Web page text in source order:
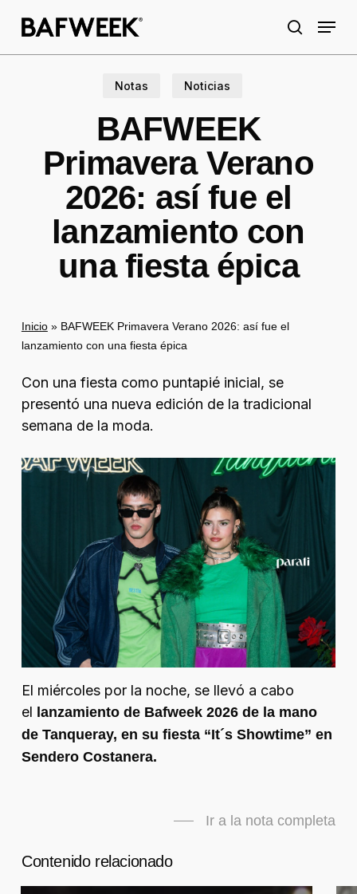
search
Menu
Notas Noticias
BAFWEEK
Primavera Verano
2026: así fue el
lanzamiento con
una fiesta épica
Inicio» BAFWEEK Primavera Verano 2026: así fue el
lanzamiento con una fiesta épica
Con una fiesta como puntapié inicial, se
presentó una nueva edición de la tradicional
semana de la moda.
El miércoles por la noche, se llevó a cabo
el lanzamiento de Bafweek 2026 de la mano
de Tanqueray, en su fiesta “It´s Showtime” en
Sendero Costanera.
Ir a la nota completa
Contenido relacionado